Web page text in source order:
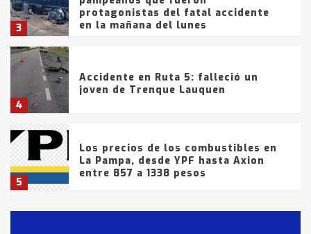
3
protagonistas del fatal accidente
en la mañana del lunes
4
Accidente en Ruta 5: falleció un
joven de Trenque Lauquen
5
Los precios de los combustibles en
La Pampa, desde YPF hasta Axion
entre 857 a 1338 pesos